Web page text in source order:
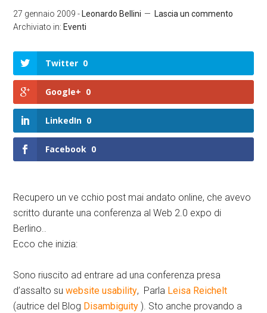
27 gennaio 2009 - Leonardo Bellini
Lascia un commento
Archiviato in: Eventi
Twitter 0
Google+ 0
LinkedIn 0
Facebook 0
Recupero un ve cchio post mai andato online, che avevo
scritto durante una conferenza al Web 2.0 expo di
Berlino..
Ecco che inizia:
Sono riuscito ad entrare ad una conferenza presa
d’assalto suwebsite usability, Parla Leisa Reichelt
(autrice del Blog Disambiguity ). Sto anche provando a